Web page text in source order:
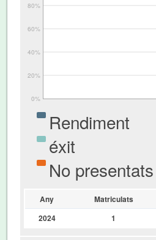
0%
20%
40%
60%
80%
Rendiment
éxit
No presentats
Any Matriculats
2024
1